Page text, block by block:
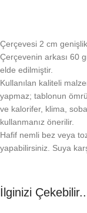
Çerçevesi 2 cm
Çerçevenin arkası 60
elde edilmiştir.
Kullanılan kaliteli
yapmaz; tablonun
ve kalorifer, klima,
kullanmanız önerilir.
Hafif nemli bez veya
yapabilirsiniz. Suya
İlginizi